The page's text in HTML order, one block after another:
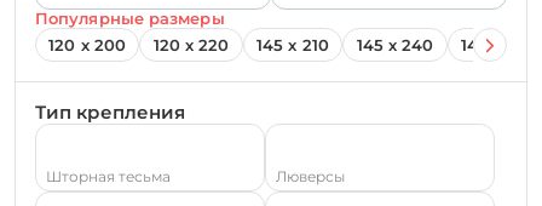
Популярные размеры
120 х 200
120 х 220 145 х 210 145 х 240 145 х 260
Тип крепления
Шторная тесьма Люверсы